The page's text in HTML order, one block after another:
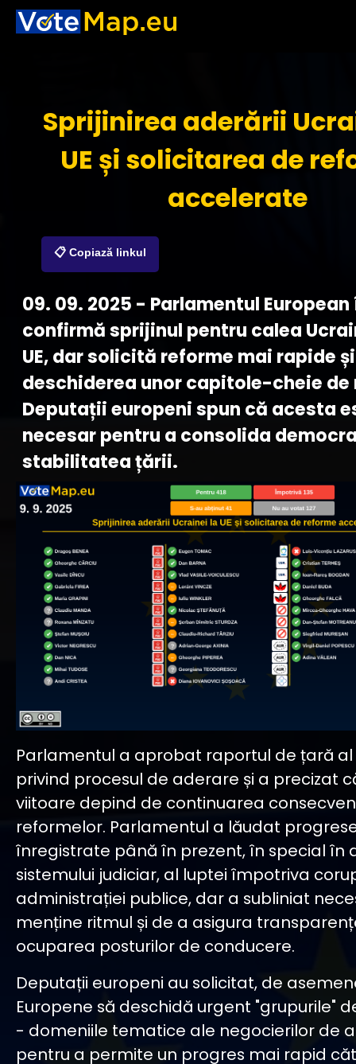
Sprijinirea aderării
UE și solicitarea de
accelerate
📋 Copiază linkul
09. 09. 2025 - Parlamentul
confirmă sprijinul pentru calea
UE, dar solicită reforme mai rapide și
deschiderea unor capitole-cheie de
Deputații europeni spun că acesta
necesar pentru a consolida
stabilitatea țării.
Parlamentul a aprobat raportul de țară al
privind procesul de aderare și a precizat
viitoare depind de continuarea
reformelor. Parlamentul a lăudat
înregistrate până în prezent, în special în
sistemului judiciar, al luptei împotriva
administrației publice, dar a subliniat
menține ritmul și de a asigura
ocuparea posturilor de conducere.
Deputații europeni au solicitat, de
Europene să deschidă urgent "grupurile"
- domeniile tematice ale negocierilor de
pentru a permite un progres mai rapid